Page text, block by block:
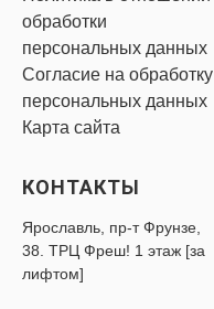
обработки
персональных данных
Согласие на обработку
персональных данных
Карта сайта
КОНТАКТЫ
Ярославль, пр-т Фрунзе,
38. ТРЦ Фреш! 1 этаж [за
лифтом]